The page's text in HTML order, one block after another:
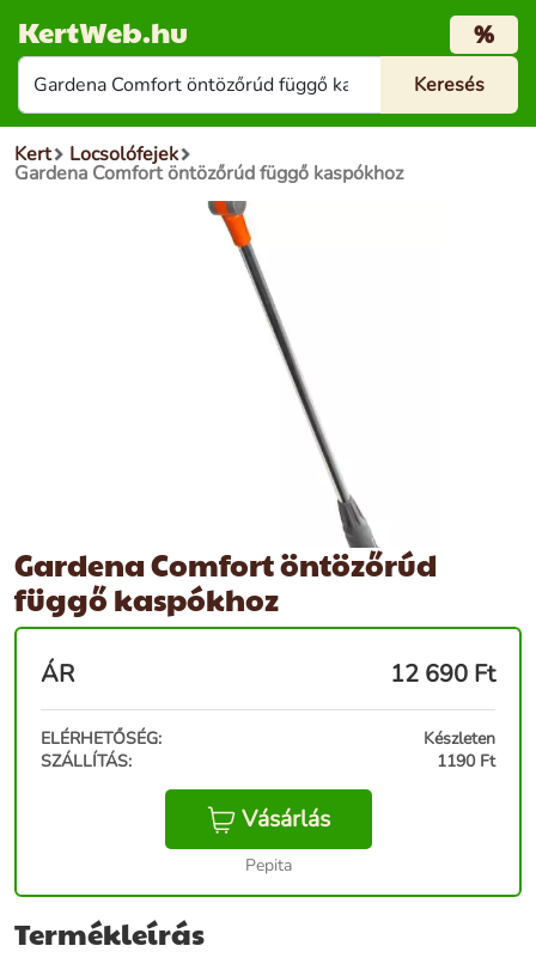
KertWeb.hu %
Kert Locsolófejek
Gardena Comfort öntözőrúd függő kaspókhoz
Gardena Comfort öntözőrúd
függő kaspókhoz
ÁR 12 690 Ft
ELÉRHETŐSÉG:
Készleten
SZÁLLÍTÁS:
1190 Ft
Vásárlás
Pepita
Termékleírás